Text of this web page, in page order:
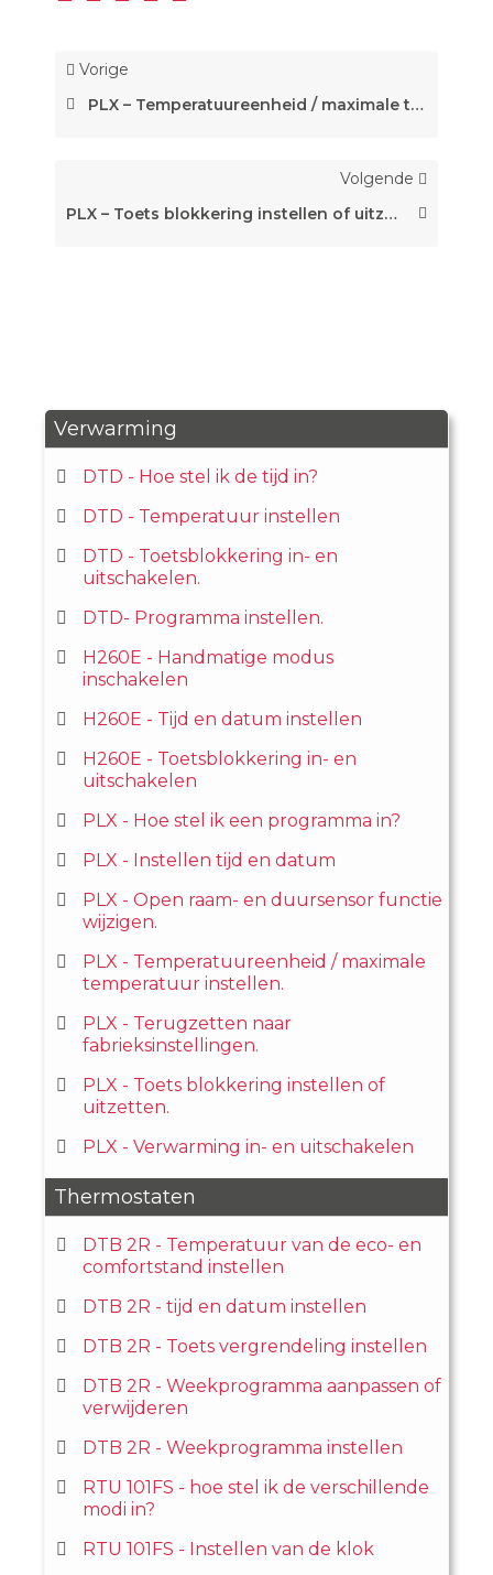
Verwarming
DTD - Hoe stel ik de tijd in?
DTD - Temperatuur instellen
DTD - Toetsblokkering in- en
uitschakelen.
DTD- Programma instellen.
H260E - Handmatige modus
inschakelen
H260E - Tijd en datum instellen
H260E - Toetsblokkering in- en
uitschakelen
PLX - Hoe stel ik een programma in?
PLX - Instellen tijd en datum
PLX - Open raam- en duursensor functie
wijzigen.
PLX - Temperatuureenheid / maximale
temperatuur instellen.
PLX - Terugzetten naar
fabrieksinstellingen.
PLX - Toets blokkering instellen of
uitzetten.
PLX - Verwarming in- en uitschakelen
Thermostaten
DTB 2R - Temperatuur van de eco- en
comfortstand instellen
DTB 2R - tijd en datum instellen
DTB 2R - Toets vergrendeling instellen
DTB 2R - Weekprogramma aanpassen of
verwijderen
DTB 2R - Weekprogramma instellen
RTU 101FS - hoe stel ik de verschillende
modi in?
RTU 101FS - Instellen van de klok
Vorige
PLX – Temperatuureenheid / maximale temperatuur instellen.
Volgende
PLX – Toets blokkering instellen of uitzetten.